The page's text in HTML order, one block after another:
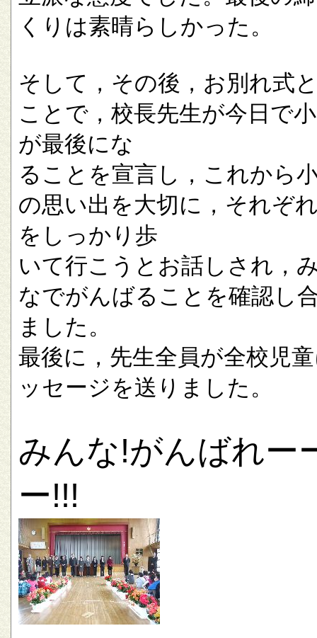
くりは素晴らしかった。
そして，その後，お別れ式
ことで，校長先生が今日で
が最後にな
ることを宣言し，これから
の思い出を大切に，それぞ
をしっかり歩
いて行こうとお話しされ，
なでがんばることを確認し
ました。
最後に，先生全員が全校児
ッセージを送りました。
みんな!がんばれー
ー!!!